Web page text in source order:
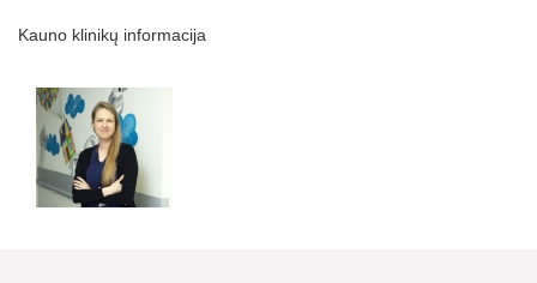
Kauno klinikų informacija